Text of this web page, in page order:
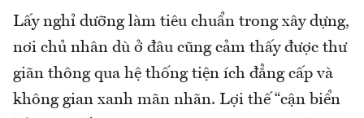
Lấy nghỉ dưỡng làm tiêu chuẩn trong xây dựng,
nơi chủ nhân dù ở đâu cũng cảm thấy được thư
giãn thông qua hệ thống tiện ích đẳng cấp và
không gian xanh mãn nhãn. Lợi thế “cận biển